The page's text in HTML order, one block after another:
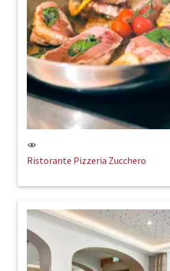
Ristorante Pizzeria Zucchero